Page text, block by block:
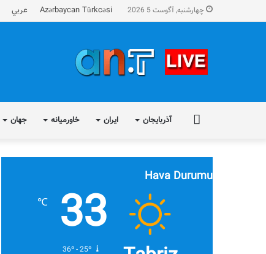
چهارشنبه, آگوست 5 2026 Azərbaycan Türkcəsi عربي
آذربایجان ایران خاورمیانه جهان
Hava Durumu
33
℃
36º - 25º